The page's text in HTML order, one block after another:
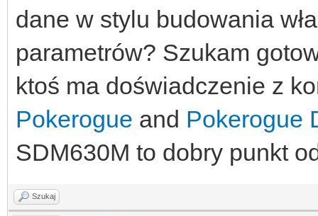
dane w stylu budowania
parametrów? Szukam
ktoś ma doświadczenie z
Pokerogue and Pokerogue
SDM630M to dobry punkt
Szukaj